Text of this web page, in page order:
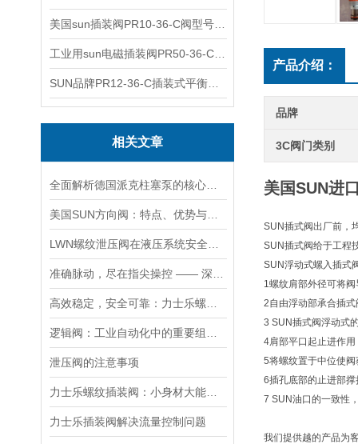
相关文章
泄压阀的注意事项
力士乐插装阀解决流量控制问题
产品介绍：
品牌
3C阀门类别
美国SUN进
SUN插式阀出厂前，
SUN插式阀给于工程
SUN浮动式螺入插
1螺纹肩部外径可将
2自由浮动部承合插
3 SUN插式阀浮动式
4肩部平口起止进作
5将螺纹置于中位使
6插孔底部的止进部
7 SUN油口的一致性
我们提供越的产品为